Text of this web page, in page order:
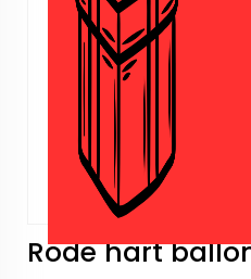
Rode hart